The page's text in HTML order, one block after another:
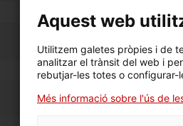
Aquest web
Utilitzem galetes pròpies i de
analitzar el trànsit del web i
rebutjar-les totes o configurar-
Més informació sobre l'ús de